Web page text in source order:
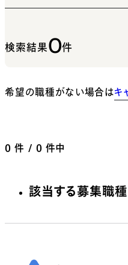
検索結果0件
希望の職種がない場合はキ
0 件 / 0 件中
該当する募集職種